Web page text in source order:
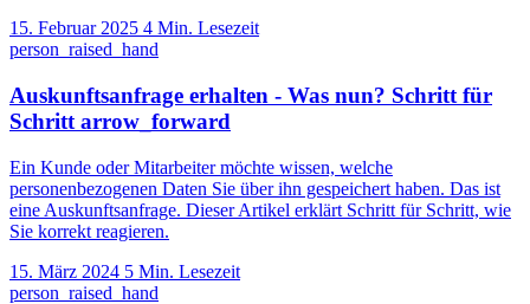
15. Februar 2025 4 Min. Lesezeit
person_raised_hand
Auskunftsanfrage erhalten - Was nun? Schritt für
Schritt arrow_forward
Ein Kunde oder Mitarbeiter möchte wissen, welche
personenbezogenen Daten Sie über ihn gespeichert haben. Das ist
eine Auskunftsanfrage. Dieser Artikel erklärt Schritt für Schritt, wie
Sie korrekt reagieren.
15. März 2024 5 Min. Lesezeit
person_raised_hand